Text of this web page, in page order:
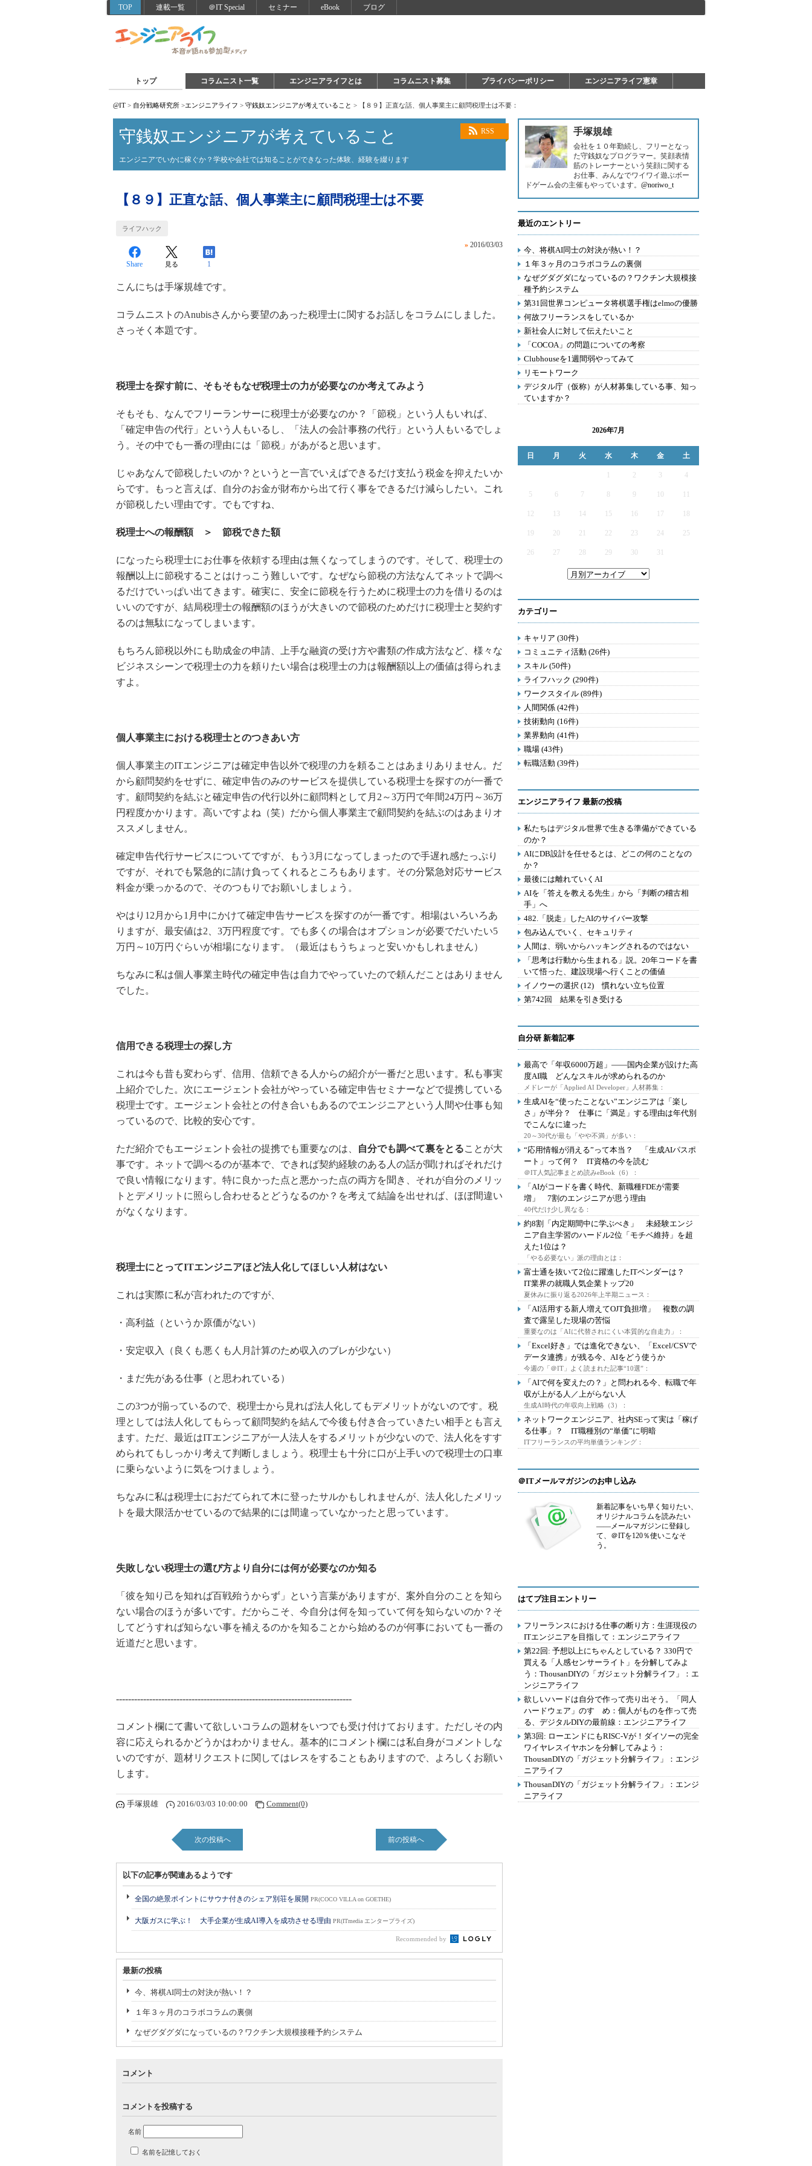
TOP 連載一覧 ＠IT Special セミナー eBook ブログ
トップ コラムニスト一覧 エンジニアライフとは コラムニスト募集 プライバシーポリシー エンジニアライフ憲章
@IT > 自分戦略研究所 >エンジニアライフ > 守銭奴エンジニアが考えていること > 【８９】正直な話、個人事業主に顧問税理士は不要：
RSS
守銭奴エンジニアが考えていること
エンジニアでいかに稼ぐか？学校や会社では知ることができなった体験、経験を綴ります
【８９】正直な話、個人事業主に顧問税理士は不要
ライフハック
» 2016/03/03
Share 見る 1
こんにちは手塚規雄です。
コラムニストのAnubisさんから要望のあった税理士に関するお話しをコラムにしました。
さっそく本題です。
税理士を探す前に、そもそもなぜ税理士の力が必要なのか考えてみよう
そもそも、なんでフリーランサーに税理士が必要なのか？「節税」という人もいれば、
「確定申告の代行」という人もいるし、「法人の会計事務の代行」という人もいるでしょ
う。その中でも一番の理由には「節税」があがると思います。
じゃあなんで節税したいのか？というと一言でいえばできるだけ支払う税金を抑えたいか
らです。もっと言えば、自分のお金が財布から出て行く事をできるだけ減らしたい。これ
が節税したい理由です。でもですね、
税理士への報酬額 ＞ 節税できた額
になったら税理士にお仕事を依頼する理由は無くなってしまうのです。そして、税理士の
報酬以上に節税することはけっこう難しいです。なぜなら節税の方法なんてネットで調べ
るだけでいっぱい出てきます。確実に、安全に節税を行うために税理士の力を借りるのは
いいのですが、結局税理士の報酬額のほうが大きいので節税のためだけに税理士と契約す
るのは無駄になってしまいます。
もちろん節税以外にも助成金の申請、上手な融資の受け方や書類の作成方法など、様々な
ビジネスシーンで税理士の力を頼りたい場合は税理士の力は報酬額以上の価値は得られま
すよ。
個人事業主における税理士とのつきあい方
個人事業主のITエンジニアは確定申告以外で税理の力を頼ることはあまりありません。だ
から顧問契約をせずに、確定申告のみのサービスを提供している税理士を探すのが一番で
す。顧問契約を結ぶと確定申告の代行以外に顧問料として月2～3万円で年間24万円～36万
円程度かかります。高いですよね（笑）だから個人事業主で顧問契約を結ぶのはあまりオ
ススメしません。
確定申告代行サービスについてですが、もう3月になってしまったので手遅れ感たっぷり
ですが、それでも緊急的に請け負ってくれるところもあります。その分緊急対応サービス
料金が乗っかるので、そのつもりでお願いしましょう。
やはり12月から1月中にかけて確定申告サービスを探すのが一番です。相場はいろいろあ
りますが、最安値は2、3万円程度です。でも多くの場合はオプションが必要でだいたい5
万円～10万円ぐらいが相場になります。（最近はもうちょっと安いかもしれません）
ちなみに私は個人事業主時代の確定申告は自力でやっていたので頼んだことはありません
でした。
信用できる税理士の探し方
これは今も昔も変わらず、信用、信頼できる人からの紹介が一番だと思います。私も事実
上紹介でした。次にエージェント会社がやっている確定申告セミナーなどで提携している
税理士です。エージェント会社との付き合いもあるのでエンジニアという人間や仕事も知
っているので、比較的安心です。
ただ紹介でもエージェント会社の提携でも重要なのは、 自分でも調べて裏をとることが大
事です。ネットで調べるのが基本で、できれば契約経験のある人の話が聞ければそれだけ
で良い情報になります。特に良かった点と悪かった点の両方を聞き、それが自分のメリッ
トとデメリットに照らし合わせるとどうなるのか？を考えて結論を出せれば、ほぼ間違い
がなくなります。
税理士にとってITエンジニアほど法人化してほしい人材はない
これは実際に私が言われたのですが、
・高利益（というか原価がない）
・安定収入（良くも悪くも人月計算のため収入のブレが少ない）
・まだ先がある仕事（と思われている）
この3つが揃っているので、税理士から見れば法人化してもデメリットがないのです。税
理としては法人化してもらって顧問契約を結んで今後も付き合っていきたい相手とも言え
ます。ただ、最近はITエンジニアが一人法人をするメリットが少ないので、法人化をすす
められてもしっかり考えて判断しましょう。税理士も十分に口が上手いので税理士の口車
に乗らないように気をつけましょう。
ちなみに私は税理士におだてられて木に登ったサルかもしれませんが、法人化したメリッ
トを最大限活かせているので結果的には間違っていなかったと思っています。
失敗しない税理士の選び方より自分には何が必要なのか知る
「彼を知り己を知れば百戦殆うからず」という言葉がありますが、案外自分のことを知ら
ない場合のほうが多いです。だからこそ、今自分は何を知っていて何を知らないのか？そ
してどうすれば知らない事を補えるのかを知ることから始めるのが何事においても一番の
近道だと思います。
------------------------------------------------------------------------------
コメント欄にて書いて欲しいコラムの題材をいつでも受け付けております。ただしその内
容に応えられるかどうかはわかりません。基本的にコメント欄には私自身がコメントしな
いのですが、題材リクエストに関してはレスをすることもありますので、よろしくお願い
します。
手塚規雄 2016/03/03 10:00:00 Comment(0)
次の投稿へ 前の投稿へ
以下の記事が関連あるようです
全国の絶景ポイントにサウナ付きのシェア別荘を展開 PR(COCO VILLA on GOETHE)
大阪ガスに学ぶ！ 大手企業が生成AI導入を成功させる理由 PR(ITmedia エンタープライズ)
Recommended by
最新の投稿
今、将棋AI同士の対決が熱い！？
１年３ヶ月のコラボコラムの裏側
なぜグダグダになっているの？ワクチン大規模接種予約システム
コメント
コメントを投稿する
名前
名前を記憶しておく
手塚規雄
会社を１０年勤続し、フリーとなっ
た守銭奴なプログラマー。笑顔表情
筋のトレーナーという笑顔に関する
お仕事、みんなでワイワイ遊ぶボー
ドゲーム会の主催もやっています。 @noriwo_t
最近のエントリー
今、将棋AI同士の対決が熱い！？
１年３ヶ月のコラボコラムの裏側
なぜグダグダになっているの？ワクチン大規模接
種予約システム
第31回世界コンピュータ将棋選手権はelmoの優勝
何故フリーランスをしているか
新社会人に対して伝えたいこと
「COCOA」の問題についての考察
Clubhouseを1週間弱やってみて
リモートワーク
デジタル庁（仮称）が人材募集している事、知っ
ていますか？
2026年7月
日 月 火 水 木 金 土
2 3 4
5 6 7 9
12 13 14 15 16 17
19 20 21 22 23 24 25
26 27 28 29 30 31
カテゴリー
キャリア (30件)
コミュニティ活動 (26件)
スキル (50件)
ライフハック (290件)
ワークスタイル (89件)
人間関係 (42件)
技術動向 (16件)
業界動向 (41件)
職場 (43件)
転職活動 (39件)
エンジニアライフ 最新の投稿
私たちはデジタル世界で生きる準備ができている
のか？
AIにDB設計を任せるとは、どこの何のことなの
か？
最後には離れていくAI
AIを「答えを教える先生」から「判断の稽古相
手」へ
482.「脱走」したAIのサイバー攻撃
包み込んでいく、セキュリティ
人間は、弱いからハッキングされるのではない
「思考は行動から生まれる」説。20年コードを書
いて悟った、建設現場へ行くことの価値
イノウーの選択 (12) 慣れない立ち位置
第742回 結果を引き受ける
自分研 新着記事
最高で「年収6000万超」――国内企業が設けた高
度AI職 どんなスキルが求められるのか
メドレーが「Applied AI Developer」人材募集：
生成AIを“使ったことない”エンジニアは「楽し
さ」が半分？ 仕事に「満足」する理由は年代別
でこんなに違った
20～30代が最も「やや不満」が多い：
“応用情報が消える”って本当？ 「生成AIパスポ
ート」って何？ IT資格の今を読む
＠IT人気記事まとめ読みeBook（6）：
「AIがコードを書く時代、新職種FDEが需要
増」 7割のエンジニアが思う理由
40代だけ少し異なる：
約8割「内定期間中に学ぶべき」 未経験エンジ
ニア自主学習のハードル2位「モチベ維持」を超
えた1位は？
「やる必要ない」派の理由とは：
富士通を抜いて2位に躍進したITベンダーは？
IT業界の就職人気企業トップ20
夏休みに振り返る2026年上半期ニュース：
「AI活用する新人増えてOJT負担増」 複数の調
査で露呈した現場の苦悩
重要なのは「AIに代替されにくい本質的な自走力」：
「Excel好き」では進化できない、「Excel/CSVで
データ連携」が残る今、AIをどう使うか
今週の「＠IT」よく読まれた記事“10選”：
「AIで何を変えたの？」と問われる今、転職で年
収が上がる人／上がらない人
生成AI時代の年収向上戦略（3）：
ネットワークエンジニア、社内SEって実は「稼げ
る仕事」？ IT職種別の“単価”に明暗
ITフリーランスの平均単価ランキング：
＠ITメールマガジンのお申し込み
新着記事をいち早く知りたい、
オリジナルコラムを読みたい
――メールマガジンに登録し
て、＠ITを120％使いこなそ
う。
はてブ注目エントリー
フリーランスにおける仕事の断り方：生涯現役の
ITエンジニアを目指して：エンジニアライフ
第22回: 予想以上にちゃんとしている？ 330円で
買える「人感センサーライト」を分解してみよ
う：ThousanDIYの「ガジェット分解ライフ」：エ
ンジニアライフ
欲しいハードは自分で作って売り出そう。「同人
ハードウェア」のすゝめ：個人がものを作って売
る、デジタルDIYの最前線：エンジニアライフ
第3回: ローエンドにもRISC-Vが！ダイソーの完全
ワイヤレスイヤホンを分解してみよう：
ThousanDIYの「ガジェット分解ライフ」：エンジ
ニアライフ
ThousanDIYの「ガジェット分解ライフ」：エンジ
ニアライフ